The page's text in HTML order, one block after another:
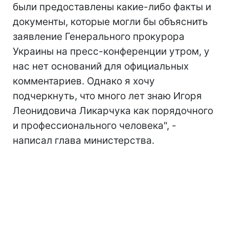
были предоставлены какие-либо факты и
документы, которые могли бы объяснить
заявление Генерального прокурора
Украины на пресс-конференции утром, у
нас нет оснований для официальных
комментариев. Однако я хочу
подчеркнуть, что много лет знаю Игоря
Леонидовича Ликарчука как порядочного
и профессионального человека", -
написал глава министерства.